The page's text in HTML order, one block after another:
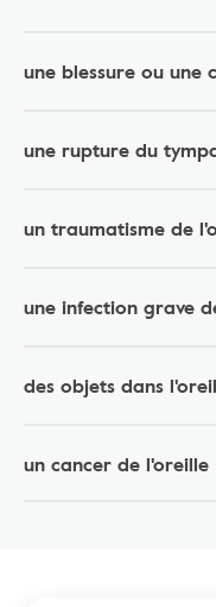
une blessure ou une
une rupture du
un traumatisme de
une infection grave
des objets dans
un cancer de l'oreille